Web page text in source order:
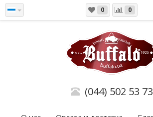
0 0
(044) 502 53 73